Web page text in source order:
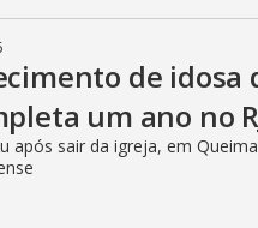
de idosa
um ano no
após sair da igreja, em